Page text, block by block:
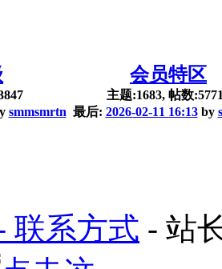
smmsmrtn
会员特区
主题:1683, 帖数
最后: 2026-02-11 16:13by
联系方式 - 站